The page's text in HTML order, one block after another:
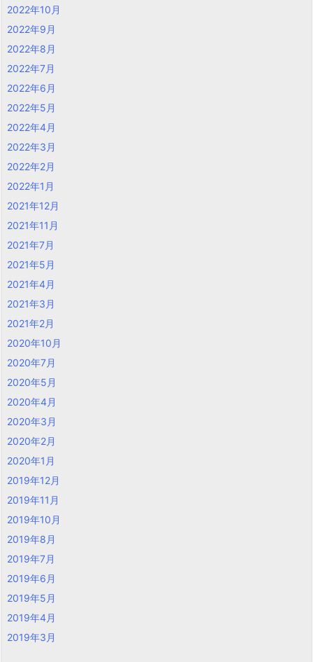
2022年10月
2022年9月
2022年8月
2022年7月
2022年6月
2022年5月
2022年4月
2022年3月
2022年2月
2022年1月
2021年12月
2021年11月
2021年7月
2021年5月
2021年4月
2021年3月
2021年2月
2020年10月
2020年7月
2020年5月
2020年4月
2020年3月
2020年2月
2020年1月
2019年12月
2019年11月
2019年10月
2019年8月
2019年7月
2019年6月
2019年5月
2019年4月
2019年3月